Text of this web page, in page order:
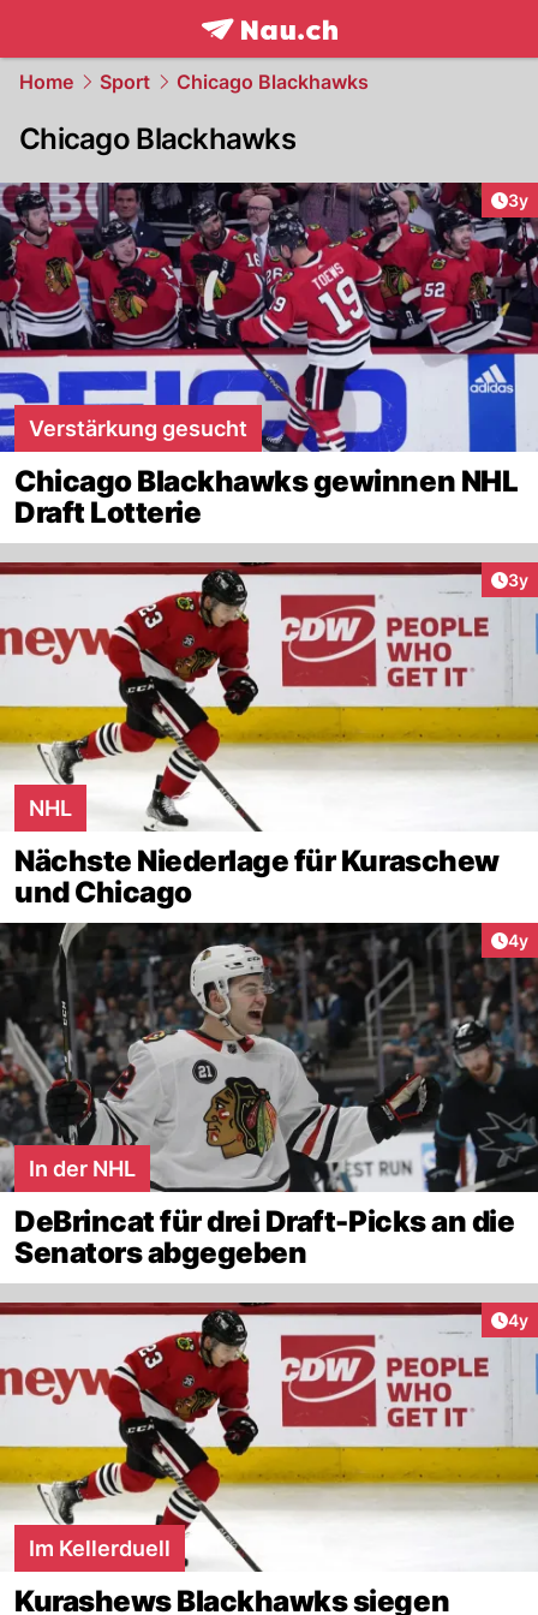
frontpage.NAU.ch
Home Sport Chicago Blackhawks
Chicago Blackhawks
3y
Verstärkung gesucht
Chicago Blackhawks gewinnen NHL
Draft Lotterie
3y
NHL
Nächste Niederlage für Kuraschew
und Chicago
4y
In der NHL
DeBrincat für drei Draft-Picks an die
Senators abgegeben
4y
Im Kellerduell
Kurashews Blackhawks siegen